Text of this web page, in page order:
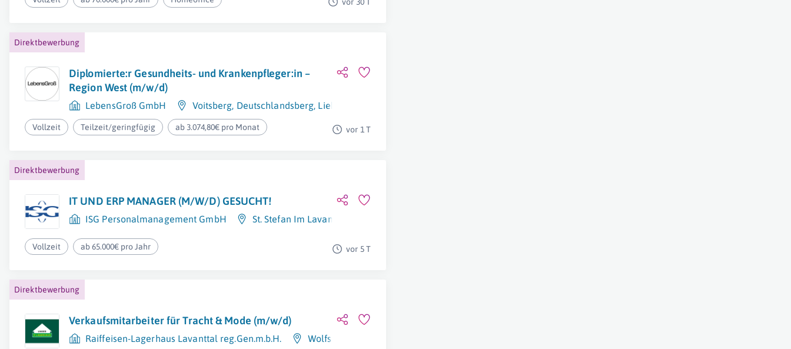
Direktbewerbung
Diplomierte:r Gesundheits- und Krankenpfleger:in –
Region West (m/w/d)
LebensGroß GmbH Voitsberg, Deutschlandsberg, Lieboch
Vollzeit Teilzeit/geringfügig ab 3.074,80€ pro Monat vor 1 T
Direktbewerbung
IT UND ERP MANAGER (M/W/D) GESUCHT!
ISG Personalmanagement GmbH St. Stefan Im Lavanttal
Vollzeit ab 65.000€ pro Jahr vor 5 T
Direktbewerbung
Verkaufsmitarbeiter für Tracht & Mode (m/w/d)
Raiffeisen-Lagerhaus Lavanttal reg.Gen.m.b.H. Wolfsberg